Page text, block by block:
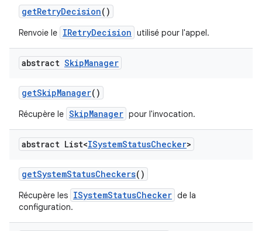
getRetryDecision()
Renvoie le IRetryDecision utilisé pour l'appel.
abstract SkipManager
getSkipManager()
Récupère le SkipManager pour l'invocation.
abstract List<ISystemStatusChecker>
getSystemStatusCheckers()
Récupère les ISystemStatusChecker de la
configuration.